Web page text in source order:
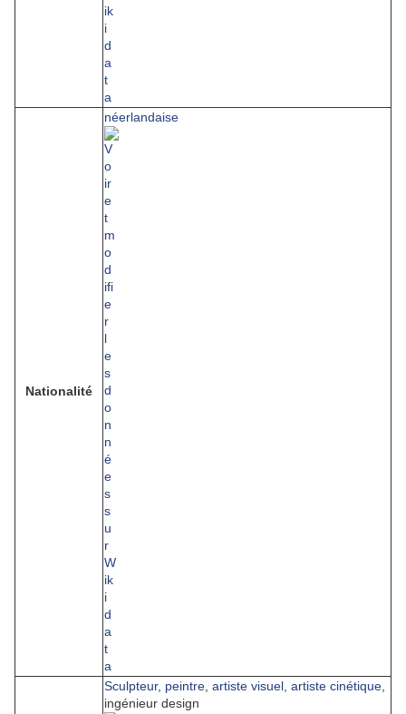
Nationalité
néerlandaise
Sculpteur, peintre artiste visuel artiste cinétique
ingénieur design